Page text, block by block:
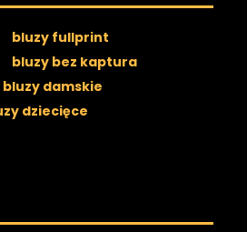
bluzy fullprint
bluzy bez kaptura
bluzy damskie
dziecięce